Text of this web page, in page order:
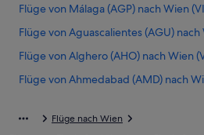
Flüge von Málaga (AGP) nach Wien
Flüge von Aguascalientes (AGU) nach
Flüge von Alghero (AHO) nach Wien
Flüge von Ahmedabad (AMD) nach
Flüge von Ankara (ANK) nach Wien
Flüge nach Wien